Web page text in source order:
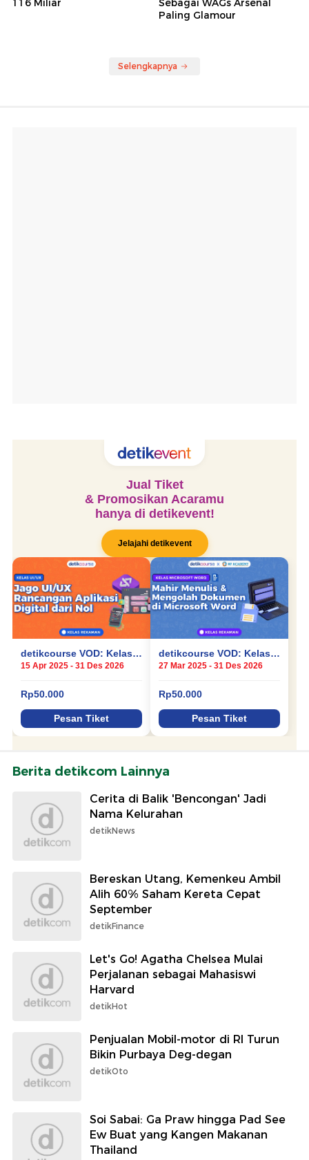
116 Miliar
Sebagai WAGs Arsenal
Paling Glamour
Selengkapnya
Berita detikcom Lainnya
Cerita di Balik 'Bencongan' Jadi
Nama Kelurahan
detikNews
Bereskan Utang, Kemenkeu Ambil
Alih 60% Saham Kereta Cepat
September
detikFinance
Let's Go! Agatha Chelsea Mulai
Perjalanan sebagai Mahasiswi
Harvard
detikHot
Penjualan Mobil-motor di RI Turun
Bikin Purbaya Deg-degan
detikOto
Soi Sabai: Ga Praw hingga Pad See
Ew Buat yang Kangen Makanan
Thailand